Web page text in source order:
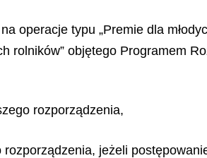
operacje typu „Premie dla
rolników” objętego Programem
rozporządzenia,
jeżeli